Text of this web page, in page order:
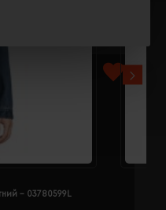
- 03780599L